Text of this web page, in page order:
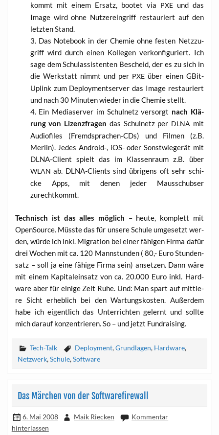
kommt mit einem Ersatz, boo­tet via PXEund das
Image wird ohne Nut­zer­ein­griff restau­riert auf den
letz­ten Stand.
Das Note­book in der Che­mie ohne fes­ten Netz­zu­
griff wird durch einen Kol­le­gen ver­kon­fi­gu­riert. Ich
sage dem Schul­as­sis­ten­ten Bescheid, der es zu sich in
die Werk­statt nimmt und per PXE über einen GBit-
Uplink zum Deploy­ment­ser­ver das Image restau­riert
und nach 30 Minu­ten wie­der in die Che­mie stellt.
Ein Media­ser­ver im Schul­netz ver­sorgt nach Klä­
rung von Lizenz­fra­gen das Schul­netz per DLNA mit
Audio­files (Fremd­spra­chen-CDs) und Fil­men (z.B.
Mer­lin). Jedes Android‑, iOS- oder Sonst­wie­ge­rät mit
DLNA-Cli­ent spielt das im Klas­sen­raum z.B. über
WLAN ab. DLNA-Cli­ents sind übri­gens oft sehr schi­
cke Apps, mit denen jeder Maus­schub­ser
zurechtkommt.
Tech­nisch ist das alles mög­lich – heu­te, kom­plett mit
Open­So­ur­ce. Müss­te das für unse­re Schu­le umge­setzt wer­
den, wür­de ich inkl. Migra­ti­on bei einer fähi­gen Fir­ma dafür
drei Wochen mit ca. 120 Mann­stun­den ( 80,- Euro Stun­den­
satz – soll ja eine fähi­ge Fir­ma sein) anset­zen. Dann wäre
mit einem Kapi­tal­ein­satz von ca. 20.000 Euro inkl. Hard­
ware aber für eini­ge Zeit Ruhe. Und: Man spart auf mitt­le­
re Sicht erheb­lich bei den War­tungs­kos­ten. Außer­dem
habe ich eigent­lich das Unter­rich­ten gelernt und soll­te
mich dar­auf kon­zen­trie­ren. So – und jetzt Fundraising.
Tech-Talk Deployment,Grundlagen, Hardware,
Netzwerk,Schule,Software
Das Märchen von der Softwarefirewall
6. Mai 2008 Maik Riecken
Kommentar
hinterlassen